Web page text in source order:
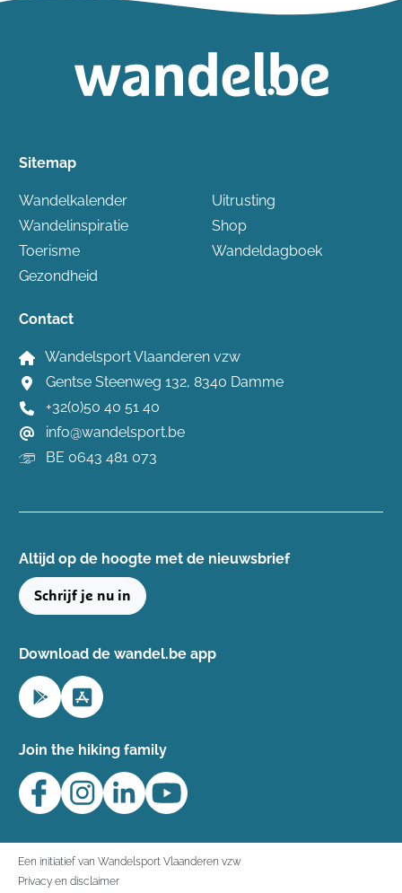
Sitemap
Wandelkalender
Wandelinspiratie
Toerisme
Gezondheid
Uitrusting
Shop
Wandeldagboek
Contact
Wandelsport Vlaanderen vzw
Gentse Steenweg 132, 8340 Damme
+32(0)50 40 51 40
info@wandelsport.be
BE 0643 481 073
Altijd op de hoogte ​met de nieuwsbrief
Schrijf je nu in
Download de wandel.be app
Join the hiking family
Een initiatief van Wandelsport Vlaanderen vzw
Privacy en disclaimer